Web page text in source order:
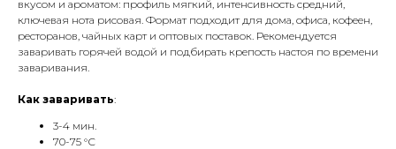
вкусом и ароматом: профиль мягкий, интенсивность средний,
ключевая нота рисовая. Формат подходит для дома, офиса, кофеен,
ресторанов, чайных карт и оптовых поставок. Рекомендуется
заваривать горячей водой и подбирать крепость настоя по времени
заваривания.
Как заваривать:
3-4 мин.
70-75 °С